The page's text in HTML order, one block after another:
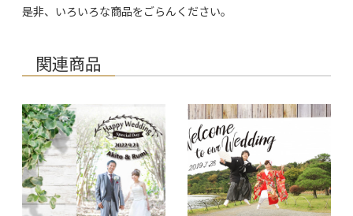
是非、いろいろな商品をごらんください。
関連商品